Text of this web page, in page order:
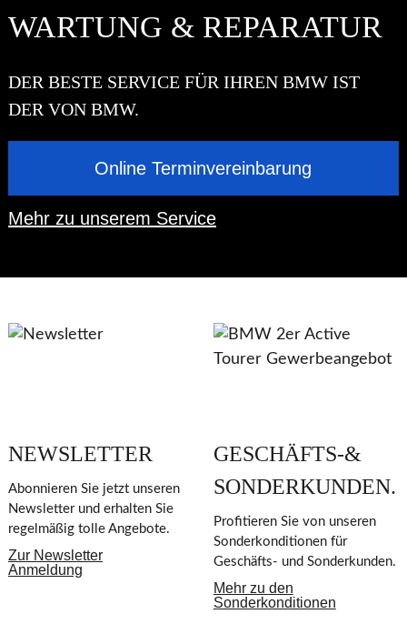
WARTUNG & REPARATUR
DER BESTE SERVICE FÜR IHREN BMW IST
DER VON BMW.
Online Terminvereinbarung
Mehr zu unserem Service
NEWSLETTER
Abonnieren Sie jetzt unseren
Newsletter und erhalten Sie
regelmäßig tolle Angebote.
Zur Newsletter
Anmeldung
GESCHÄFTS-&
SONDERKUNDEN.
Profitieren Sie von unseren
Sonderkonditionen für
Geschäfts- und Sonderkunden.
Mehr zu den
Sonderkonditionen